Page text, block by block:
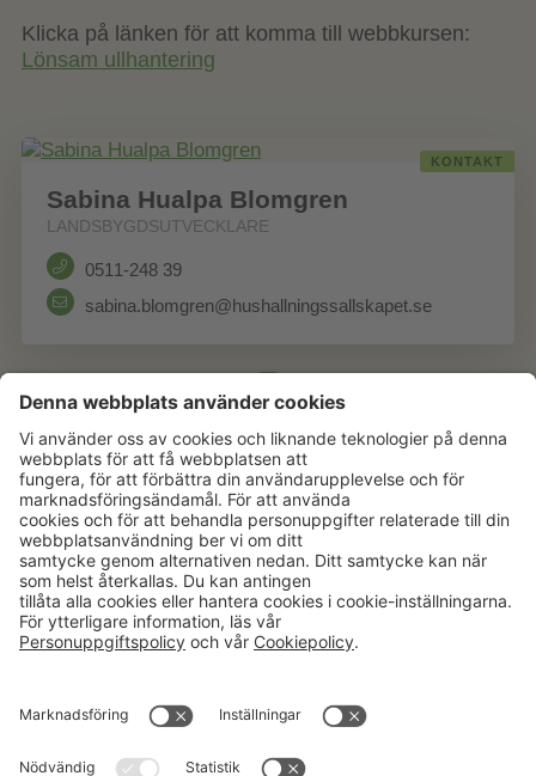
Klicka på länken för att komma till webbkursen:
Lönsam ullhantering
KONTAKT
Sabina Hualpa Blomgren
LANDSBYGDSUTVECKLARE
0511-248 39
sabina.blomgren@hushallningssallskapet.se
Karriär
Verksamheter
Om Hushållningssällskapet